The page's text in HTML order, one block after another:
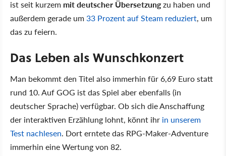
ist seit kurzem mit deutscher Übersetzungzu haben und
außerdem gerade um33 Prozent auf Steam reduziert, um
das zu feiern.
Das Leben als Wunschkonzert
Man bekommt den Titel also immerhin für 6,69 Euro statt
rund 10. Auf GOG ist das Spiel aber ebenfalls (in
deutscher Sprache) verfügbar. Ob sich die Anschaffung
der interaktiven Erzählung lohnt, könnt ihr in unserem
Test nachlesen. Dort erntete das RPG-Maker-Adventure
immerhin eine Wertung von 82.